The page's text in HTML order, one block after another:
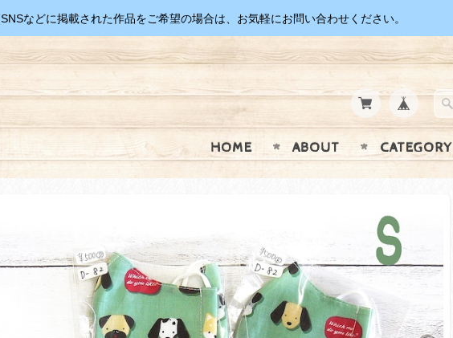
SNSなどに掲載された作品をご希望の場合は、お気軽にお問い合わせください。
HOME ABOUT CATEGORY